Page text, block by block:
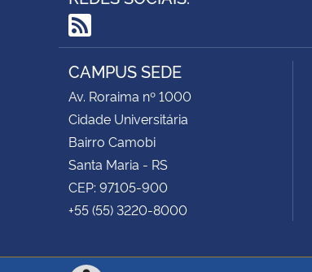
RSS
CAMPUS SEDE
Av. Roraima nº 1000
Cidade Universitária
Bairro Camobi
Santa Maria - RS
CEP: 97105-900
+55 (55) 3220-8000